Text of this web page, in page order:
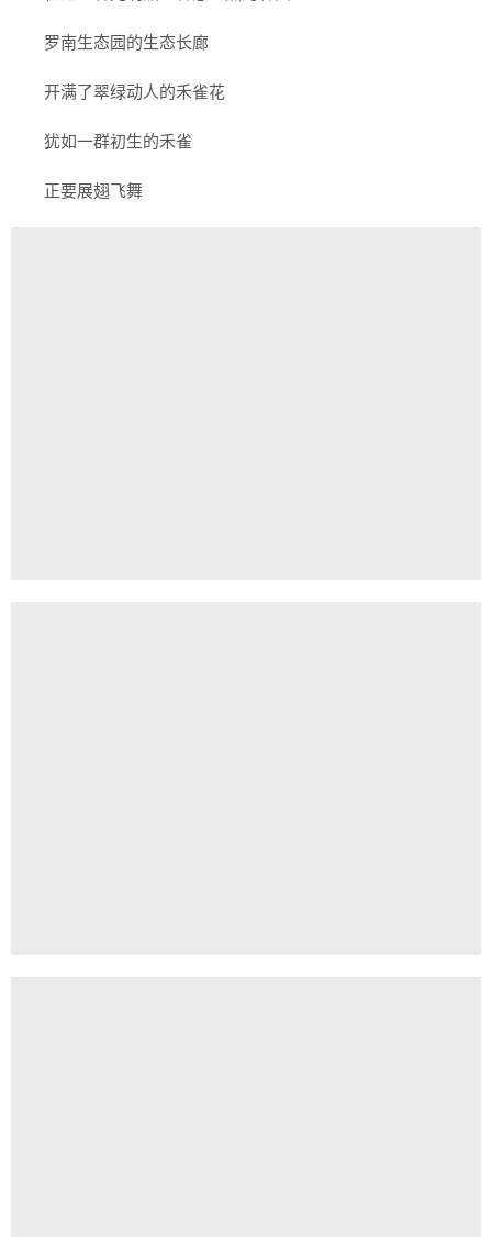
罗南生态园的生态长廊
开满了翠绿动人的禾雀花
犹如一群初生的禾雀
正要展翅飞舞